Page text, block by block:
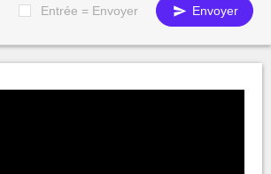
Entrée = Envoyer Envoyer